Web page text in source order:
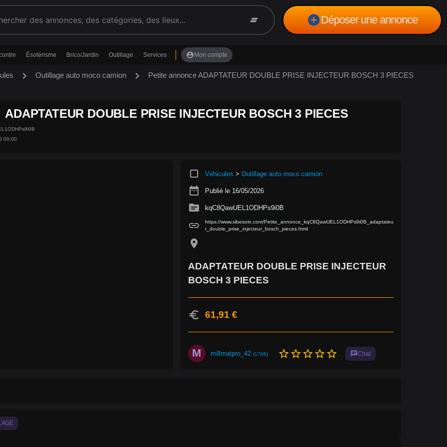
clear_all add_circleDéposer une annonce
Ésotérisme Brico/Jardin Outillage Services account_circle Mon compte
chevron_right Outillage auto moco camion chevron_right Petite annonce ADAPTATEUR DOUBLE PRISE INJECTEUR BOSCH 3 PIECES
ADAPTATEUR DOUBLE PRISE INJECTEUR BOSCH 3 PIECES
00:00
crop_square Véhicules > Outillage auto moco camion
date_range Publié le 16/05/2026
source kqC8QawUEL1ODHPs9i0B
link
https://www.sibesoin.com/Petite_annonce_kqC8QawUEL1ODHPs9i0B_adaptateu
r_double_prise_injecteur_bosch_pieces.html
location_on
ADAPTATEUR DOUBLE PRISE INJECTEUR
BOSCH 3 PIECES
euro 61,91 €
M millmatpro_42 (1768) star_borderstar_borderstar_borderstar_borderstar_border chatChat